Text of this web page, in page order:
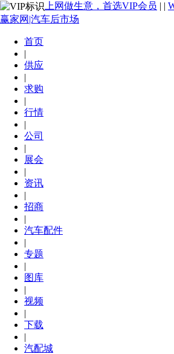
上网做生意，首选VIP会员 | |
赢家网|汽车后市场
首页
|
供应
|
求购
|
行情
|
公司
|
展会
|
资讯
|
招商
|
汽车配件
|
专题
|
图库
|
视频
|
下载
|
汽配城